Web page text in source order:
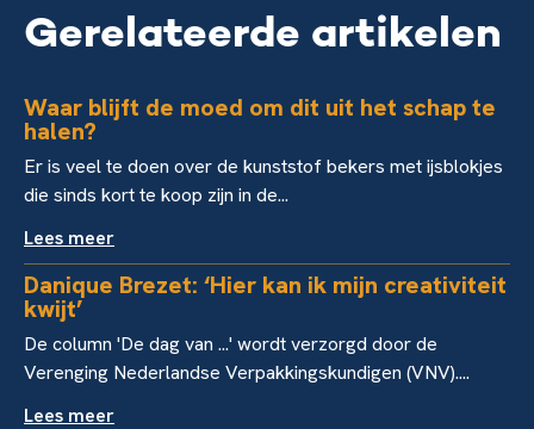
Gerelateerde artikelen
Waar blijft de moed om dit uit het schap te
halen?
Er is veel te doen over de kunststof bekers met ijsblokjes
die sinds kort te koop zijn in de...
Lees meer
Danique Brezet: ‘Hier kan ik mijn creativiteit
kwijt’
De column 'De dag van ...' wordt verzorgd door de
Verenging Nederlandse Verpakkingskundigen (VNV)....
Lees meer